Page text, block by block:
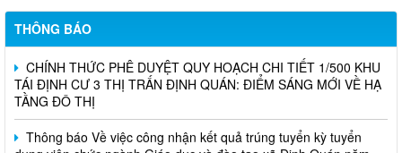
THÔNG BÁO
bàn xã Định Quán
CHÍNH THỨC PHÊ DUYỆT QUY HOẠCH CHI TIẾT 1/500 KHU
TÁI ĐỊNH CƯ 3 THỊ TRẤN ĐỊNH QUÁN: ĐIỂM SÁNG MỚI VỀ HẠ
TẦNG ĐÔ THỊ
Thông báo Về việc công nhận kết quả trúng tuyển kỳ tuyển
dụng viên chức ngành Giáo dục và đào tạo xã Định Quán năm